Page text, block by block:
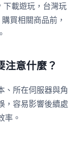
載遊玩，台灣玩
買相關商品前，
注意什麼？
、所在伺服器與角
，容易影響後續處
率。